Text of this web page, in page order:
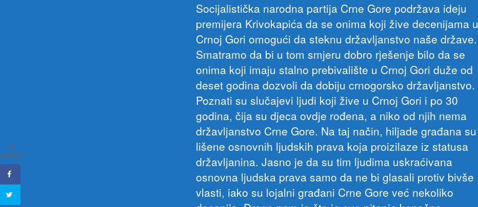
Socijalistička narodna partija Crne Gore podržava ideju
premijera Krivokapića da se onima koji žive decenijama u
Crnoj Gori omogući da steknu državljanstvo naše države.
Smatramo da bi u tom smjeru dobro rješenje bilo da se
onima koji imaju stalno prebivalište u Crnoj Gori duže od
deset godina dozvoli da dobiju crnogorsko državljanstvo.
Poznati su slučajevi ljudi koji žive u Crnoj Gori i po 30
godina, čija su djeca ovdje rođena, a niko od njih nema
državljanstvo Crne Gore. Na taj način, hiljade građana su
lišene osnovnih ljudskih prava koja proizilaze iz statusa
državljanina. Jasno je da su tim ljudima uskraćivana
osnovna ljudska prava samo da ne bi glasali protiv bivše
vlasti, iako su lojalni građani Crne Gore već nekoliko
0
SHARES